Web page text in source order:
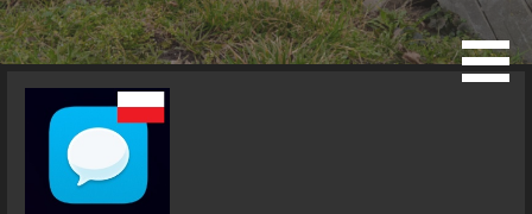
Przejdź
doBlog